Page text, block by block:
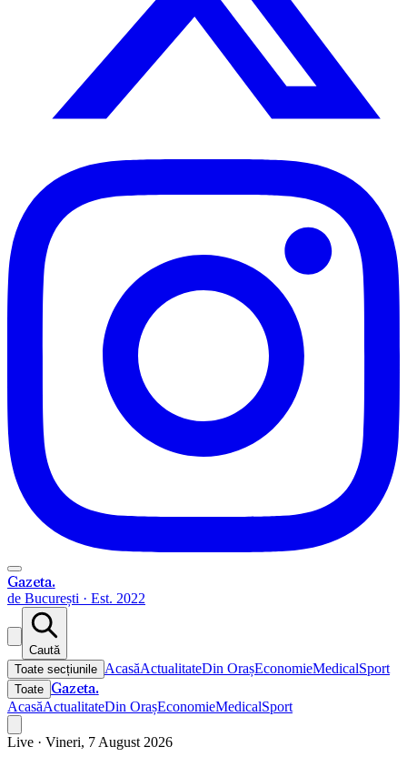
Gazeta.
de București · Est. 2022
Caută
Toate secțiunile AcasăActualitateDin OrașEconomieMedicalSport
Toate Gazeta.
AcasăActualitateDin OrașEconomieMedicalSport
Live · Vineri, 7 August 2026